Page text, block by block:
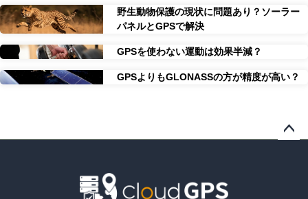
野生動物保護の現状に問題あり？ソーラー
パネルとGPSで解決
GPSを使わない運動は効果半減？
GPSよりもGLONASSの方が精度が高い？